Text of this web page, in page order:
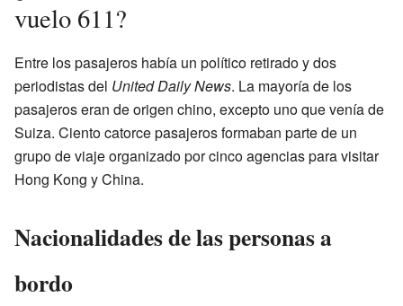
vuelo 611?
Entre los pasajeros había un político retirado y dos
periodistas del United Daily News. La mayoría de los
pasajeros eran de origen chino, excepto uno que venía de
Suiza. Ciento catorce pasajeros formaban parte de un
grupo de viaje organizado por cinco agencias para visitar
Hong Kong y China.
Nacionalidades de las personas a
bordo